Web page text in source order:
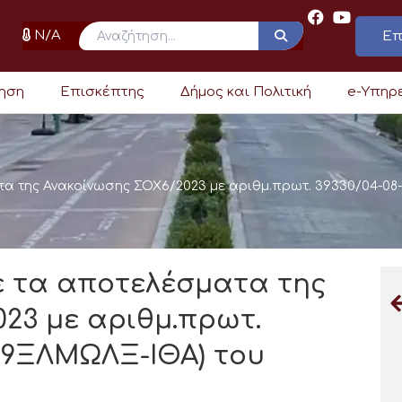
N/A
Επισκέπτης Δήμος και Πολιτική e-
της Ανακοίνωσης ΣΟΧ6/2023 με αριθμ.πρωτ. 39330/04-
τα αποτελέσματα της
με αριθμ.πρωτ.
ΙΘΑ) του